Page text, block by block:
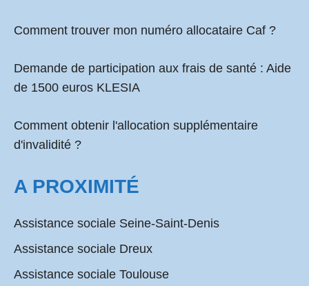
Comment trouver mon numéro allocataire Caf ?
Demande de participation aux frais de santé : Aide
de 1500 euros KLESIA
Comment obtenir l'allocation supplémentaire
d'invalidité ?
A PROXIMITÉ
Assistance sociale Seine-Saint-Denis
Assistance sociale Dreux
Assistance sociale Toulouse